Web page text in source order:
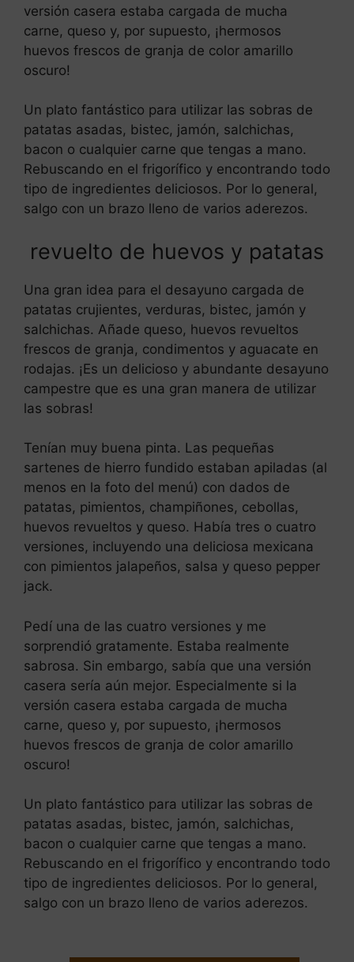
versión casera estaba cargada de mucha
carne, queso y, por supuesto, ¡hermosos
huevos frescos de granja de color amarillo
oscuro!
Un plato fantástico para utilizar las sobras de
patatas asadas, bistec, jamón, salchichas,
bacon o cualquier carne que tengas a mano.
Rebuscando en el frigorífico y encontrando todo
tipo de ingredientes deliciosos. Por lo general,
salgo con un brazo lleno de varios aderezos.
revuelto de huevos y patatas
Una gran idea para el desayuno cargada de
patatas crujientes, verduras, bistec, jamón y
salchichas. Añade queso, huevos revueltos
frescos de granja, condimentos y aguacate en
rodajas. ¡Es un delicioso y abundante desayuno
campestre que es una gran manera de utilizar
las sobras!
Tenían muy buena pinta. Las pequeñas
sartenes de hierro fundido estaban apiladas (al
menos en la foto del menú) con dados de
patatas, pimientos, champiñones, cebollas,
huevos revueltos y queso. Había tres o cuatro
versiones, incluyendo una deliciosa mexicana
con pimientos jalapeños, salsa y queso pepper
jack.
Pedí una de las cuatro versiones y me
sorprendió gratamente. Estaba realmente
sabrosa. Sin embargo, sabía que una versión
casera sería aún mejor. Especialmente si la
versión casera estaba cargada de mucha
carne, queso y, por supuesto, ¡hermosos
huevos frescos de granja de color amarillo
oscuro!
Un plato fantástico para utilizar las sobras de
patatas asadas, bistec, jamón, salchichas,
bacon o cualquier carne que tengas a mano.
Rebuscando en el frigorífico y encontrando todo
tipo de ingredientes deliciosos. Por lo general,
salgo con un brazo lleno de varios aderezos.